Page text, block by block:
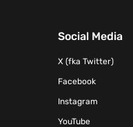
Social Media
X (fka Twitter)
Facebook
Instagram
YouTube